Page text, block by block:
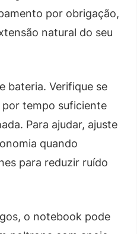
por obrigação,
natural do seu
bateria. Verifique se
tempo suficiente
Para ajudar, ajuste
quando
para reduzir ruído
o notebook pode